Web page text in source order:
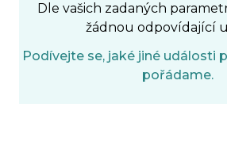
Dle vašich zadaných
žádnou odpovídající
Podívejte se, jaké jiné události
pořádame.